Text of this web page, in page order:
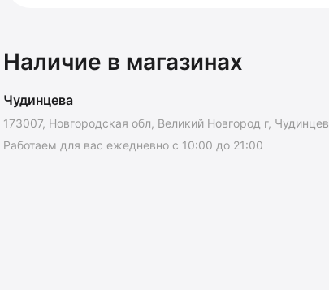
Наличие в магазинах
Чудинцева
173007, Новгородская обл, Великий Новгород г,
Работаем для вас ежедневно с 10:00 до 21:00